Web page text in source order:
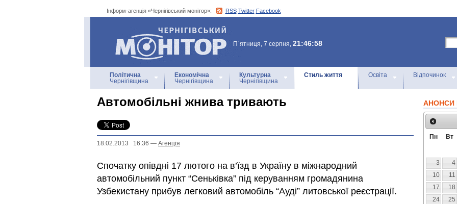
Інформ-агенція «Чернігівський монітор»: RSS Twitter Facebook
Інформ-агенція
«Чернігівський монітор»
П`ятниця, 7 серпня, 21:46:58
Політична
Чернігівщина
Економічна
Чернігівщина
Культурна
Чернігівщина
Стиль життя Освіта Відпочинок
Автомобільні жнива тривають
18.02.2013 16:36 — Агенцiя
Спочатку опівдні 17 лютого на в’їзд в Україну в міжнародний
автомобільний пункт “Сеньківка” під керуванням громадянина
Узбекистану прибув легковий автомобіль “Ауді” литовської реєстрації.
АНОНСИ
Пн Вт
3
4
10
11
17
18
24
25